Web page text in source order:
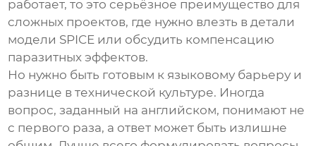
работает, то это серьёзное преимущество для
сложных проектов, где нужно влезть в детали
модели SPICE или обсудить компенсацию
паразитных эффектов.
Но нужно быть готовым к языковому барьеру и
разнице в технической культуре. Иногда
вопрос, заданный на английском, понимают не
с первого раза, а ответ может быть излишне